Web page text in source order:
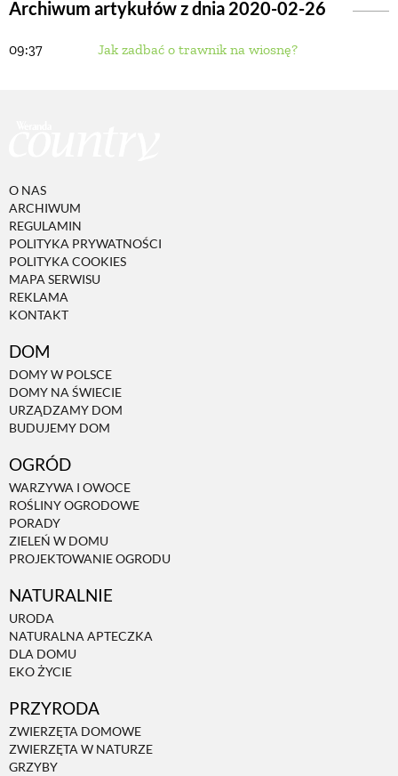
Archiwum artykułów z dnia 2020-02-26
09:37 Jak zadbać o trawnik na wiosnę?
O NAS
ARCHIWUM
REGULAMIN
POLITYKA PRYWATNOŚCI
POLITYKA COOKIES
MAPA SERWISU
REKLAMA
KONTAKT
DOM
DOMY W POLSCE
DOMY NA ŚWIECIE
URZĄDZAMY DOM
BUDUJEMY DOM
OGRÓD
WARZYWA I OWOCE
ROŚLINY OGRODOWE
PORADY
ZIELEŃ W DOMU
PROJEKTOWANIE OGRODU
NATURALNIE
URODA
NATURALNA APTECZKA
DLA DOMU
EKO ŻYCIE
PRZYRODA
ZWIERZĘTA DOMOWE
ZWIERZĘTA W NATURZE
GRZYBY
BUDUJEMY DOM
PROJEKTOWANIE OGRODU
NATURALNA APTECZKA